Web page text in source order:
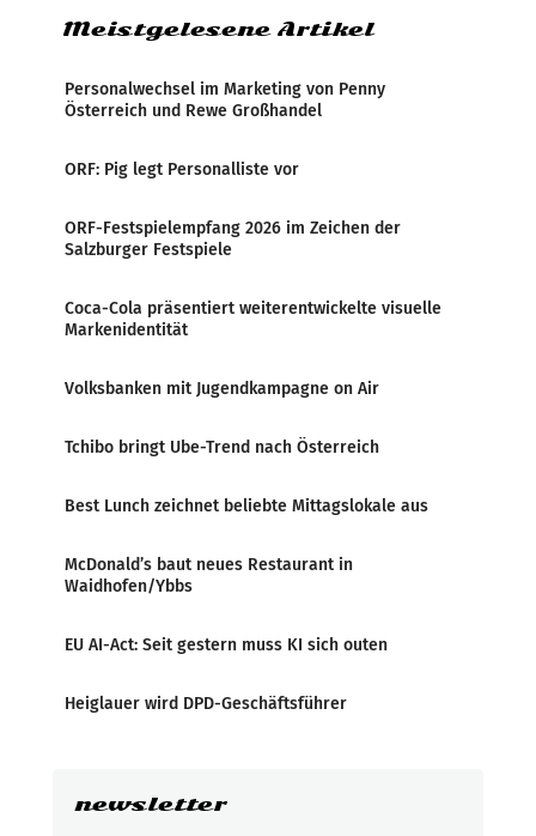
Meistgelesene Artikel
Personalwechsel im Marketing von Penny
Österreich und Rewe Großhandel
ORF: Pig legt Personalliste vor
ORF-Festspielempfang 2026 im Zeichen der
Salzburger Festspiele
Coca-Cola präsentiert weiterentwickelte visuelle
Markenidentität
Volksbanken mit Jugendkampagne on Air
Tchibo bringt Ube-Trend nach Österreich
Best Lunch zeichnet beliebte Mittagslokale aus
McDonald’s baut neues Restaurant in
Waidhofen/Ybbs
EU AI-Act: Seit gestern muss KI sich outen
Heiglauer wird DPD-Geschäftsführer
newsletter